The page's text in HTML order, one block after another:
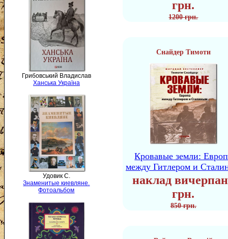
Грибовський Владислав
Ханська Україна
Удовик С.
Знаменитые киевляне.
Фотоальбом
грн.
1200 грн.
Снайдер Тимоти
Кровавые земли:
между Гитлером и
наклад
грн.
850 грн.